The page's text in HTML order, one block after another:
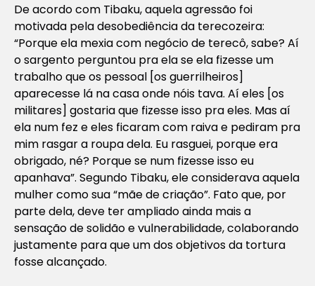
De acordo com Tibaku, aquela agressão foi
motivada pela desobediência da terecozeira:
“Porque ela mexia com negócio de terecô, sabe? Aí
o sargento perguntou pra ela se ela fizesse um
trabalho que os pessoal [os guerrilheiros]
aparecesse lá na casa onde nóis tava. Aí eles [os
militares] gostaria que fizesse isso pra eles. Mas aí
ela num fez e eles ficaram com raiva e pediram pra
mim rasgar a roupa dela. Eu rasguei, porque era
obrigado, né? Porque se num fizesse isso eu
apanhava”. Segundo Tibaku, ele considerava aquela
mulher como sua “mãe de criação”. Fato que, por
parte dela, deve ter ampliado ainda mais a
sensação de solidão e vulnerabilidade, colaborando
justamente para que um dos objetivos da tortura
fosse alcançado.